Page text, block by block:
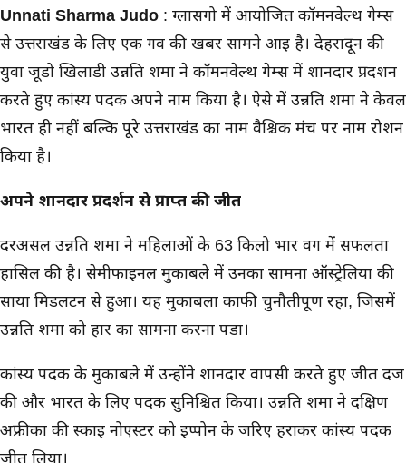
मुख्य समाचार
Unnati Sharma Judo : ग्लासगो में आयोजित कॉमनवेल्थ गेम्स
से उत्तराखंड के लिए एक गर्व की खबर सामने आई है। देहरादून की
युवा जूडो खिलाडी उन्नति शर्मा ने कॉमनवेल्थ गेम्स में शानदार प्रदर्शन
करते हुए कांस्य पदक अपने नाम किया है। ऐसे में उन्नति शर्मा ने केवल
भारत ही नहीं बल्कि पूरे उत्तराखंड का नाम वैश्चिक मंच पर नाम रोशन
किया है।
अपने शानदार प्रदर्शन से प्राप्त की जीत
दरअसल उन्नति शर्मा ने महिलाओं के 63 किलो भार वर्ग में सफलता
हासिल की है। सेमीफाइनल मुकाबले में उनका सामना ऑस्ट्रेलिया की
साया मिडलटन से हुआ। यह मुकाबला काफी चुनौतीपूर्ण रहा, जिसमें
उन्नति शर्मा को हार का सामना करना पडा।
कांस्य पदक के मुकाबले में उन्होंने शानदार वापसी करते हुए जीत दर्ज
की और भारत के लिए पदक सुनिश्चित किया। उन्नति शर्मा ने दक्षिण
अफ्रीका की स्काई नोएस्टर को इप्पोन के जरिए हराकर कांस्य पदक
जीत लिया।